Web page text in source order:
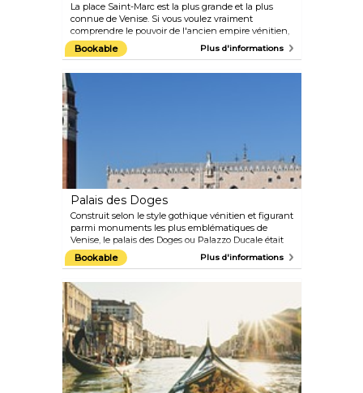
La place Saint-Marc est la plus grande et la plus
connue de Venise. Si vous voulez vraiment
comprendre le pouvoir de l'ancien empire vénitien,
c'est le bon endroit à visiter. La place regorge de
sites saisissants de beauté et inspirants comme le
sur Venise.
Bookable Plus d'informations
Palais des Doges
Construit selon le style gothique vénitien et figurant
parmi monuments les plus emblématiques de
Venise, le palais des Doges ou Palazzo Ducale était
autrefois la résidence du doge de Venise, ainsi que
le siège du pouvoir de la République de Venise, qui a
étaient tous deux situés dans les murs du palais,
mais depuis 1923, le bâtiment est plus connu en
tant que musée.
Bookable Plus d'informations